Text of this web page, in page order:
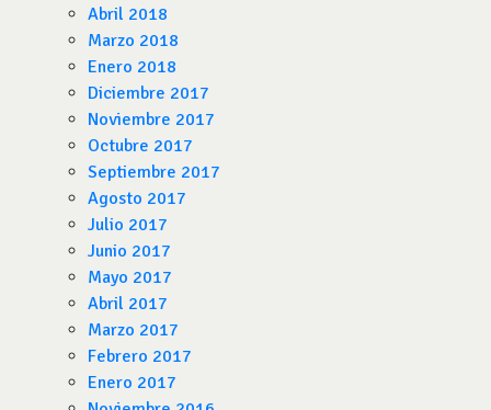
Abril 2018
Marzo 2018
Enero 2018
Diciembre 2017
Noviembre 2017
Octubre 2017
Septiembre 2017
Agosto 2017
Julio 2017
Junio 2017
Mayo 2017
Abril 2017
Marzo 2017
Febrero 2017
Enero 2017